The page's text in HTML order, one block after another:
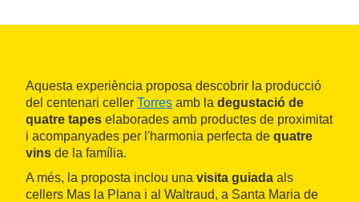
Aquesta experiència proposa descobrir la producció
del centenari celler Torres amb la degustació de
quatre tapes elaborades amb productes de proximitat
i acompanyades per l'harmonia perfecta de quatre
vins de la família.
A més, la proposta inclou una visita guiada als
cellers Mas la Plana i al Waltraud, a Santa Maria de